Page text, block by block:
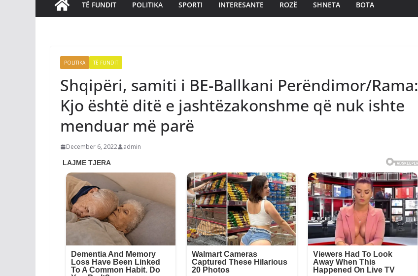
TË FUNDIT POLITIKA SPORTI INTERESANTE ROZË SHNETA BOTA
POLITIKA TË FUNDIT
Shqipëri, samiti i BE-Ballkani Perëndimor/Rama:
Kjo është ditë e jashtëzakonshme që nuk ishte
menduar më parë
December 6, 2022 admin